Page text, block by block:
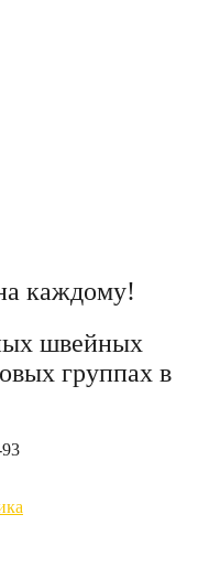
каждому!
швейных
группах в